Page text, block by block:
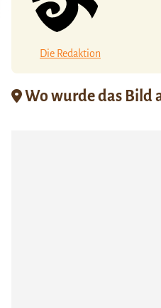
Die Redaktion
Wo wurde das Bild